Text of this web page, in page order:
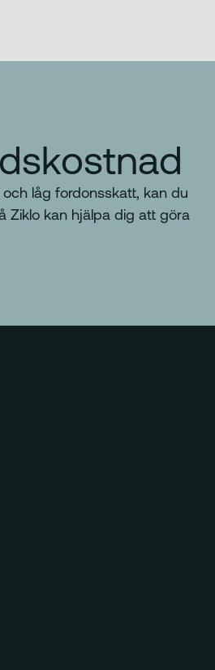
låg fordonsskatt, kan du
Ziklo kan hjälpa dig att göra